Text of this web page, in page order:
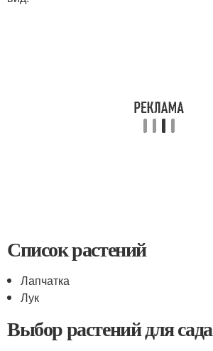
Список растений
Лапчатка
Лук
Выбор растений для сада